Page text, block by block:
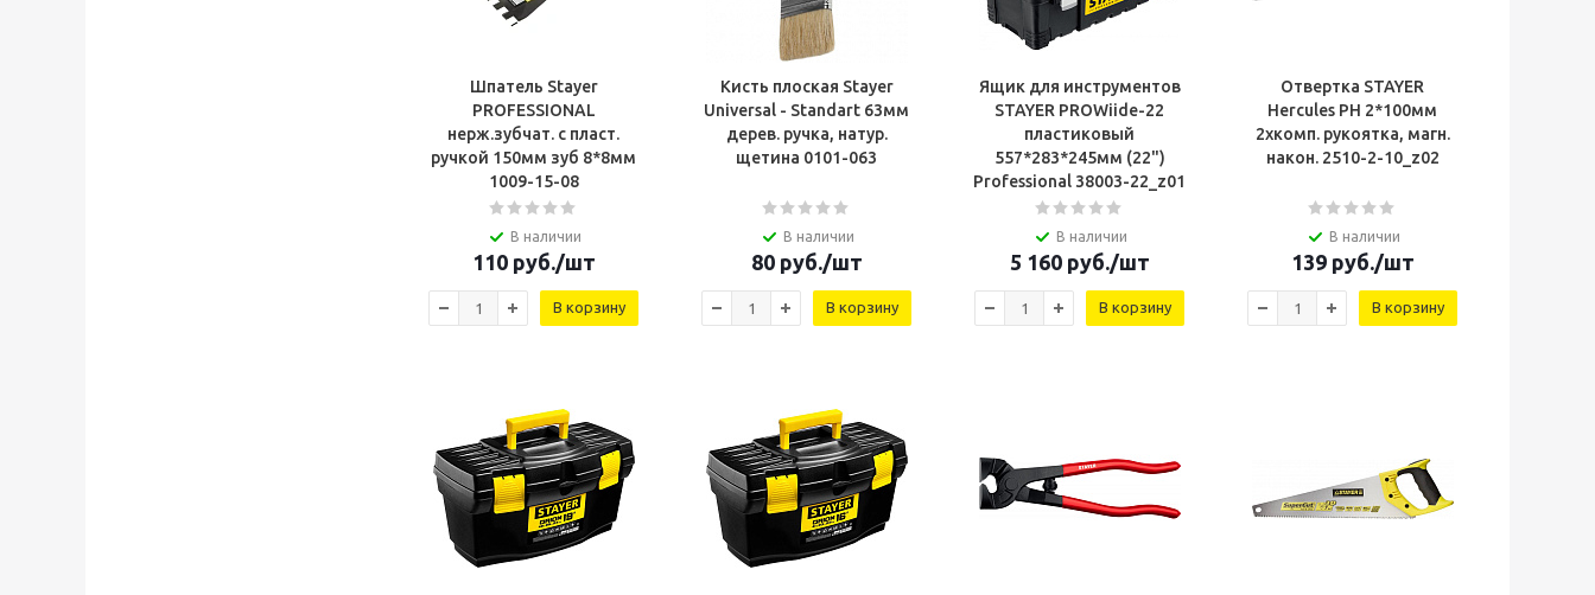
Шпатель Stayer
PROFESSIONAL
нерж.зубчат. с пласт.
ручкой 150мм зуб 8*8мм
1009-15-08
В наличии
110руб./шт
В корзину
Кисть плоская Stayer
Universal - Standart 63мм
дерев. ручка, натур.
щетина 0101-063
В наличии
80руб./шт
В корзину
Ящик для инструментов
STAYER PROWiide-22
пластиковый
557*283*245мм (22")
Professional 38003-22_z01
В наличии
5 160руб./шт
В корзину
Отвертка STAYER
Hercules РН 2*100мм
2хкомп. рукоятка, магн.
након. 2510-2-10_z02
В наличии
139руб./шт
В корзину